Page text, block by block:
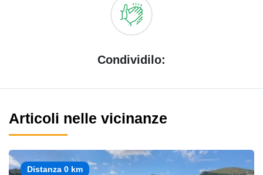
Condividilo:
Articoli nelle vicinanze
Distanza 0 km